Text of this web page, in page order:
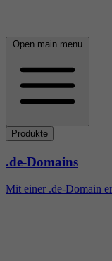
Open main menu
Produkte
.de-Domains
Mit einer .de-Domain